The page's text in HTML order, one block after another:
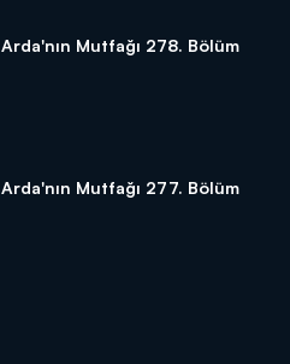
Arda'nın Mutfağı 278. Bölüm
Arda'nın Mutfağı 277. Bölüm